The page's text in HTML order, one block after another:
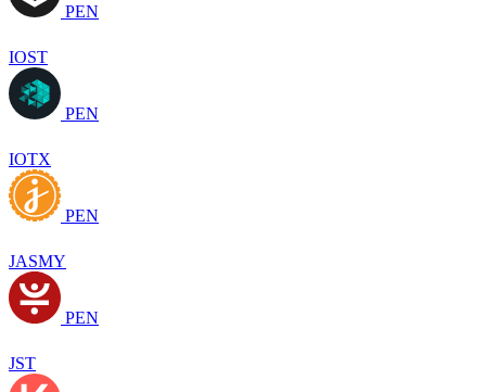
PEN
IOST
PEN
IOTX
PEN
JASMY
PEN
JST